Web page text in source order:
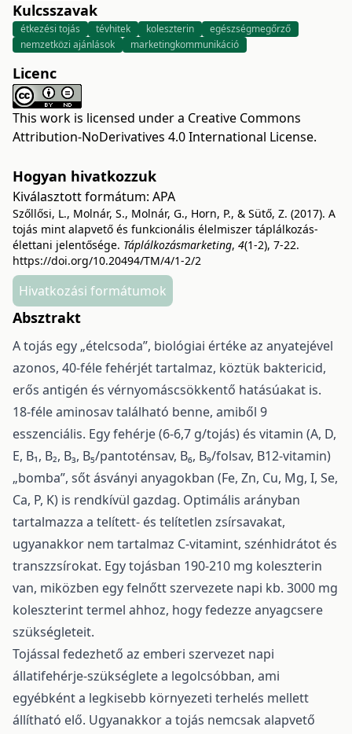
Kulcsszavak
étkezési tojás tévhitek koleszterin
egészségmegőrző
nemzetközi ajánlások
marketingkommunikáció
Licenc
This work is licensed under a Creative Commons
Attribution-NoDerivatives 4.0 International License.
Hogyan hivatkozzuk
Kiválasztott formátum: APA
Szőllősi, L., Molnár, S., Molnár, G., Horn, P., & Sütő, Z. (2017). A
tojás mint alapvető és funkcionális élelmiszer táplálkozás-
élettani jelentősége. Táplálkozásmarketing, 4(1-2), 7-22.
https://doi.org/10.20494/TM/4/1-2/2
Hivatkozási formátumok
Absztrakt
A tojás egy „ételcsoda”, biológiai értéke az anyatejével
azonos, 40-féle fehérjét tartalmaz, köztük baktericid,
erős antigén és vérnyomáscsökkentő hatásúakat is.
18-féle aminosav található benne, amiből 9
esszenciális. Egy fehérje (6-6,7 g/tojás) és vitamin (A, D,
E, B₁, B₂, B₃, B₅/pantoténsav, B₆, B₉/folsav, B12-vitamin)
„bomba”, sőt ásványi anyagokban (Fe, Zn, Cu, Mg, I, Se,
Ca, P, K) is rendkívül gazdag. Optimális arányban
tartalmazza a telített- és telítetlen zsírsavakat,
ugyanakkor nem tartalmaz C-vitamint, szénhidrátot és
transzzsírokat. Egy tojásban 190-210 mg koleszterin
van, miközben egy felnőtt szervezete napi kb. 3000 mg
koleszterint termel ahhoz, hogy fedezze anyagcsere
szükségleteit.
Tojással fedezhető az emberi szervezet napi
állatifehérje-szükséglete a legolcsóbban, ami
egyébként a legkisebb környezeti terhelés mellett
állítható elő. Ugyanakkor a tojás nemcsak alapvető